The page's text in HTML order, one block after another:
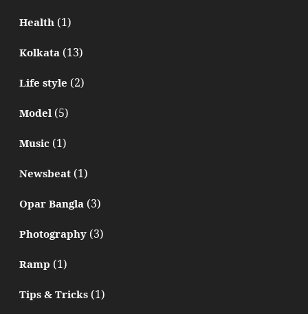
Health(1)
Kolkata(13)
Life style (2)
Model(5)
Music(1)
Newsbeat(1)
Opar Bangla(3)
Photography(3)
Ramp (1)
Tips & Tricks(1)